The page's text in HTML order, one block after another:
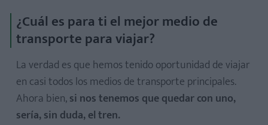
¿Cuál es para ti el mejor medio de
transporte para viajar?
La verdad es que hemos tenido oportunidad de viajar
en casi todos los medios de transporte principales.
Ahora bien,si nos tenemos que quedar con uno,
sería, sin duda, el tren.